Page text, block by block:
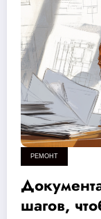
РЕМОНТ
шагов,